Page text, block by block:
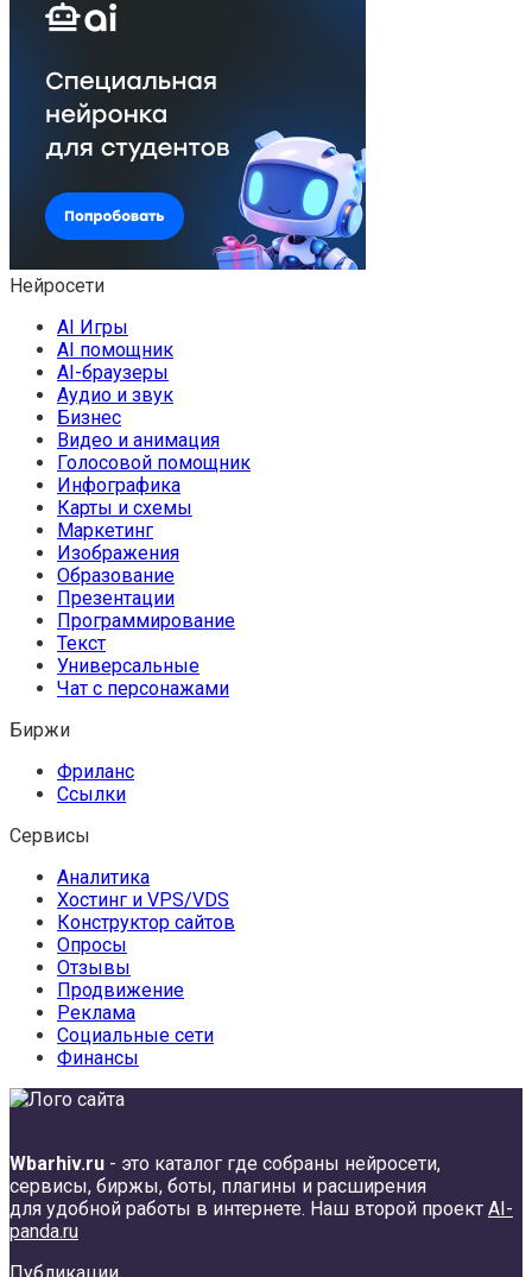
Нейросети
AI Игры
AI помощник
AI-браузеры
Аудио и звук
Бизнес
Видео и анимация
Голосовой помощник
Инфографика
Карты и схемы
Маркетинг
Изображения
Образование
Презентации
Программирование
Текст
Универсальные
Чат с персонажами
Биржи
Фриланс
Ссылки
Сервисы
Аналитика
Хостинг и VPS/VDS
Конструктор сайтов
Опросы
Отзывы
Продвижение
Реклама
Социальные сети
Финансы
Wbarhiv.ru - это каталог где собраны нейросети,
сервисы, биржы, боты, плагины и расширения
для удобной работы в интернете. Наш второй проект AI-
panda.ru